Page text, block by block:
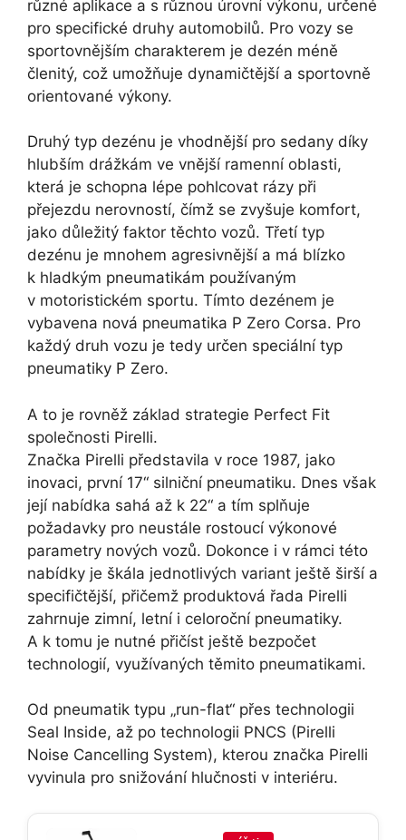
různé aplikace a s různou úrovní výkonu, určené
pro specifické druhy automobilů. Pro vozy se
sportovnějším charakterem je dezén méně
členitý, což umožňuje dynamičtější a sportovně
orientované výkony.
Druhý typ dezénu je vhodnější pro sedany díky
hlubším drážkám ve vnější ramenní oblasti,
která je schopna lépe pohlcovat rázy při
přejezdu nerovností, čímž se zvyšuje komfort,
jako důležitý faktor těchto vozů. Třetí typ
dezénu je mnohem agresivnější a má blízko
k hladkým pneumatikám používaným
v motoristickém sportu. Tímto dezénem je
vybavena nová pneumatika P Zero Corsa. Pro
každý druh vozu je tedy určen speciální typ
pneumatiky P Zero.
A to je rovněž základ strategie Perfect Fit
společnosti Pirelli.
Značka Pirelli představila v roce 1987, jako
inovaci, první 17“ silniční pneumatiku. Dnes však
její nabídka sahá až k 22“ a tím splňuje
požadavky pro neustále rostoucí výkonové
parametry nových vozů. Dokonce i v rámci této
nabídky je škála jednotlivých variant ještě širší a
specifičtější, přičemž produktová řada Pirelli
zahrnuje zimní, letní i celoroční pneumatiky.
A k tomu je nutné přičíst ještě bezpočet
technologií, využívaných těmito pneumatikami.
Od pneumatik typu „run-flat“ přes technologii
Seal Inside, až po technologii PNCS (Pirelli
Noise Cancelling System), kterou značka Pirelli
vyvinula pro snižování hlučnosti v interiéru.